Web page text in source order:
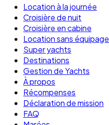
Location à la journée
Croisière de nuit
Croisière en cabine
Location sans équipage
Super yachts
Destinations
Gestion de Yachts
À propos
Récompenses
Déclaration de mission
FAQ